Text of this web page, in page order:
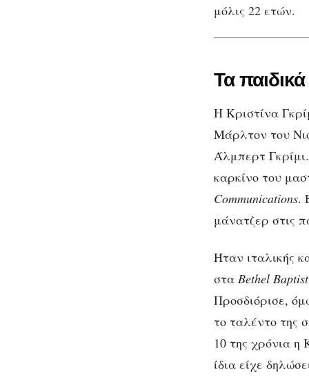
μόλις 22 ετών.
Τα
Η Κριστίνα
Μάρλτον του
Άλμπερτ
καρκίνο του
Communications.
μάνατζερ στις
Ήταν ιταλικής
στα Bethel
Προσδιόρισε,
το ταλέντο της
10 της χρόνια η
ίδια είχε